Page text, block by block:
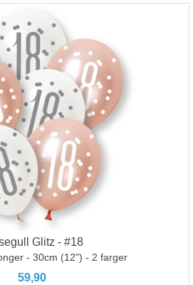
Glitz - #18
- 30cm (12") - 2 farger
59,90